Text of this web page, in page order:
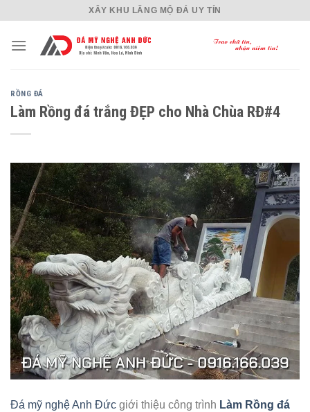
content
XÂY KHU LĂNG MỘ ĐÁ UY TÍN
RỒNG ĐÁ
Làm Rồng đá trắng ĐẸP cho Nhà Chùa RĐ#4
Đá mỹ nghệ Anh Đức giới thiệu công trình Làm Rồng đá